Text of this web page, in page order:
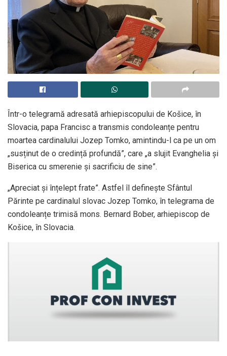
Într-o telegramă adresată arhiepiscopului de Košice, în
Slovacia, papa Francisc a transmis condoleanțe pentru
moartea cardinalului Jozep Tomko, amintindu-l ca pe un om
„susținut de o credință profundă”, care „a slujit Evanghelia și
Biserica cu smerenie și sacrificiu de sine”.
„Apreciat și înțelept frate”. Astfel îl definește Sfântul
Părinte pe cardinalul slovac Jozep Tomko, în telegrama de
condoleanțe trimisă mons. Bernard Bober, arhiepiscop de
Košice, în Slovacia.